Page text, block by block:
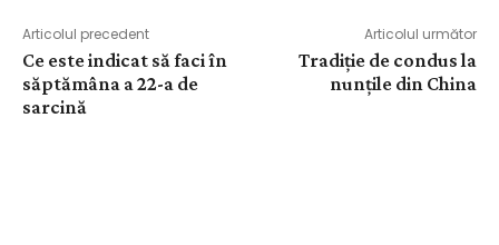
Articolul precedent
Ce este indicat să faci în
săptămâna a 22-a de
sarcină
Articolul următor
Tradiție de condus la
nunțile din China